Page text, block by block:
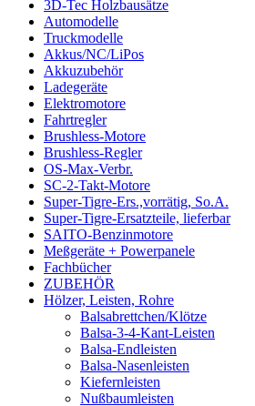
3D-Tec Holzbausätze
Automodelle
Truckmodelle
Akkus/NC/LiPos
Akkuzubehör
Ladegeräte
Elektromotore
Fahrtregler
Brushless-Motore
Brushless-Regler
OS-Max-Verbr.
SC-2-Takt-Motore
Super-Tigre-Ers.,vorrätig, So.A.
Super-Tigre-Ersatzteile, lieferbar
SAITO-Benzinmotore
Meßgeräte + Powerpanele
Fachbücher
ZUBEHÖR
Hölzer, Leisten, Rohre
Balsabrettchen/Klötze
Balsa-3-4-Kant-Leisten
Balsa-Endleisten
Balsa-Nasenleisten
Kiefernleisten
Nußbaumleisten